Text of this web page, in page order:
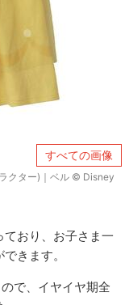
すべての画像
クター)｜ベル © Disney
おり、お子さま一
きます。
で、イヤイヤ期全